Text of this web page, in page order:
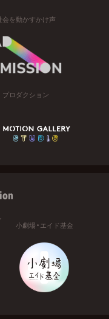
会を動かすかけ声
プロダクション
小劇場・エイド基金